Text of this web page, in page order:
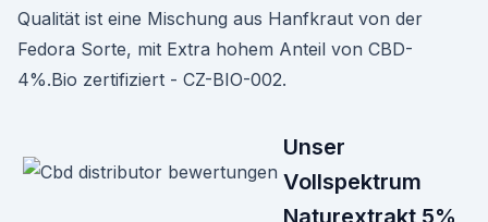
Qualität ist eine Mischung aus Hanfkraut von der
Fedora Sorte, mit Extra hohem Anteil von CBD-
4%.Bio zertifiziert - CZ-BIO-002.
Unser
Vollspektrum
Naturextrakt 5%